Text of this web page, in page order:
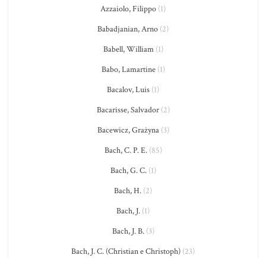
Azzaiolo, Filippo (1)
Babadjanian, Arno (2)
Babell, William(1)
Babo, Lamartine(1)
Bacalov, Luis (1)
Bacarisse, Salvador(2)
Bacewicz, Grażyna(3)
Bach, C. P. E.(85)
Bach, G. C.(1)
Bach, H. (2)
Bach, J. (1)
Bach, J. B.(3)
Bach, J. C. (Christian e Christoph) (23)